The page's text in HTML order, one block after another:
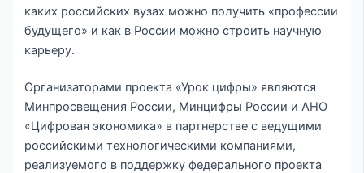
каких российских вузах можно получить «профессии
будущего» и как в России можно строить научную
карьеру.
Организаторами проекта «Урок цифры» являются
Минпросвещения России, Минцифры России и АНО
«Цифровая экономика» в партнерстве с ведущими
российскими технологическими компаниями,
реализуемого в поддержку федерального проекта